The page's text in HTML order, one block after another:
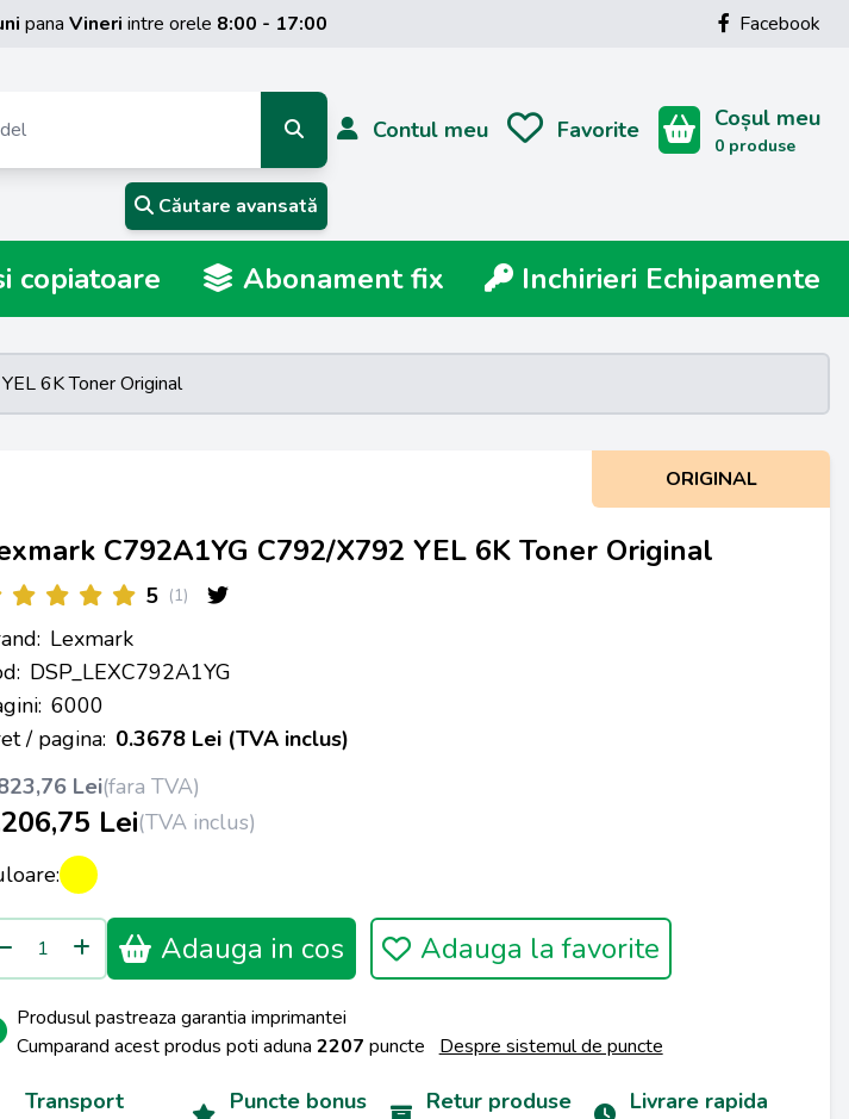
pana Vineri intre orele 8:00 - 17:00 Facebook
Căutare avansată
Contul meu Favorite Coșul meu
0 produse
copiatoare Abonament fix Inchirieri Echipamente
6K Toner Original
ORIGINAL
C792A1YG C792/X792 YEL 6K Toner Original
5 (1)
Lexmark
DSP_LEXC792A1YG
6000
/ pagina: 0.3678 Lei (TVA inclus)
Lei(fara TVA)
Lei(TVA inclus)
Adauga in cos Adauga la favorite
Produsul pastreaza garantia imprimantei
Cumparand acest produs poti aduna 2207 puncte Despre sistemul de puncte
Transport
Puncte bonus Retur produse Livrare rapida